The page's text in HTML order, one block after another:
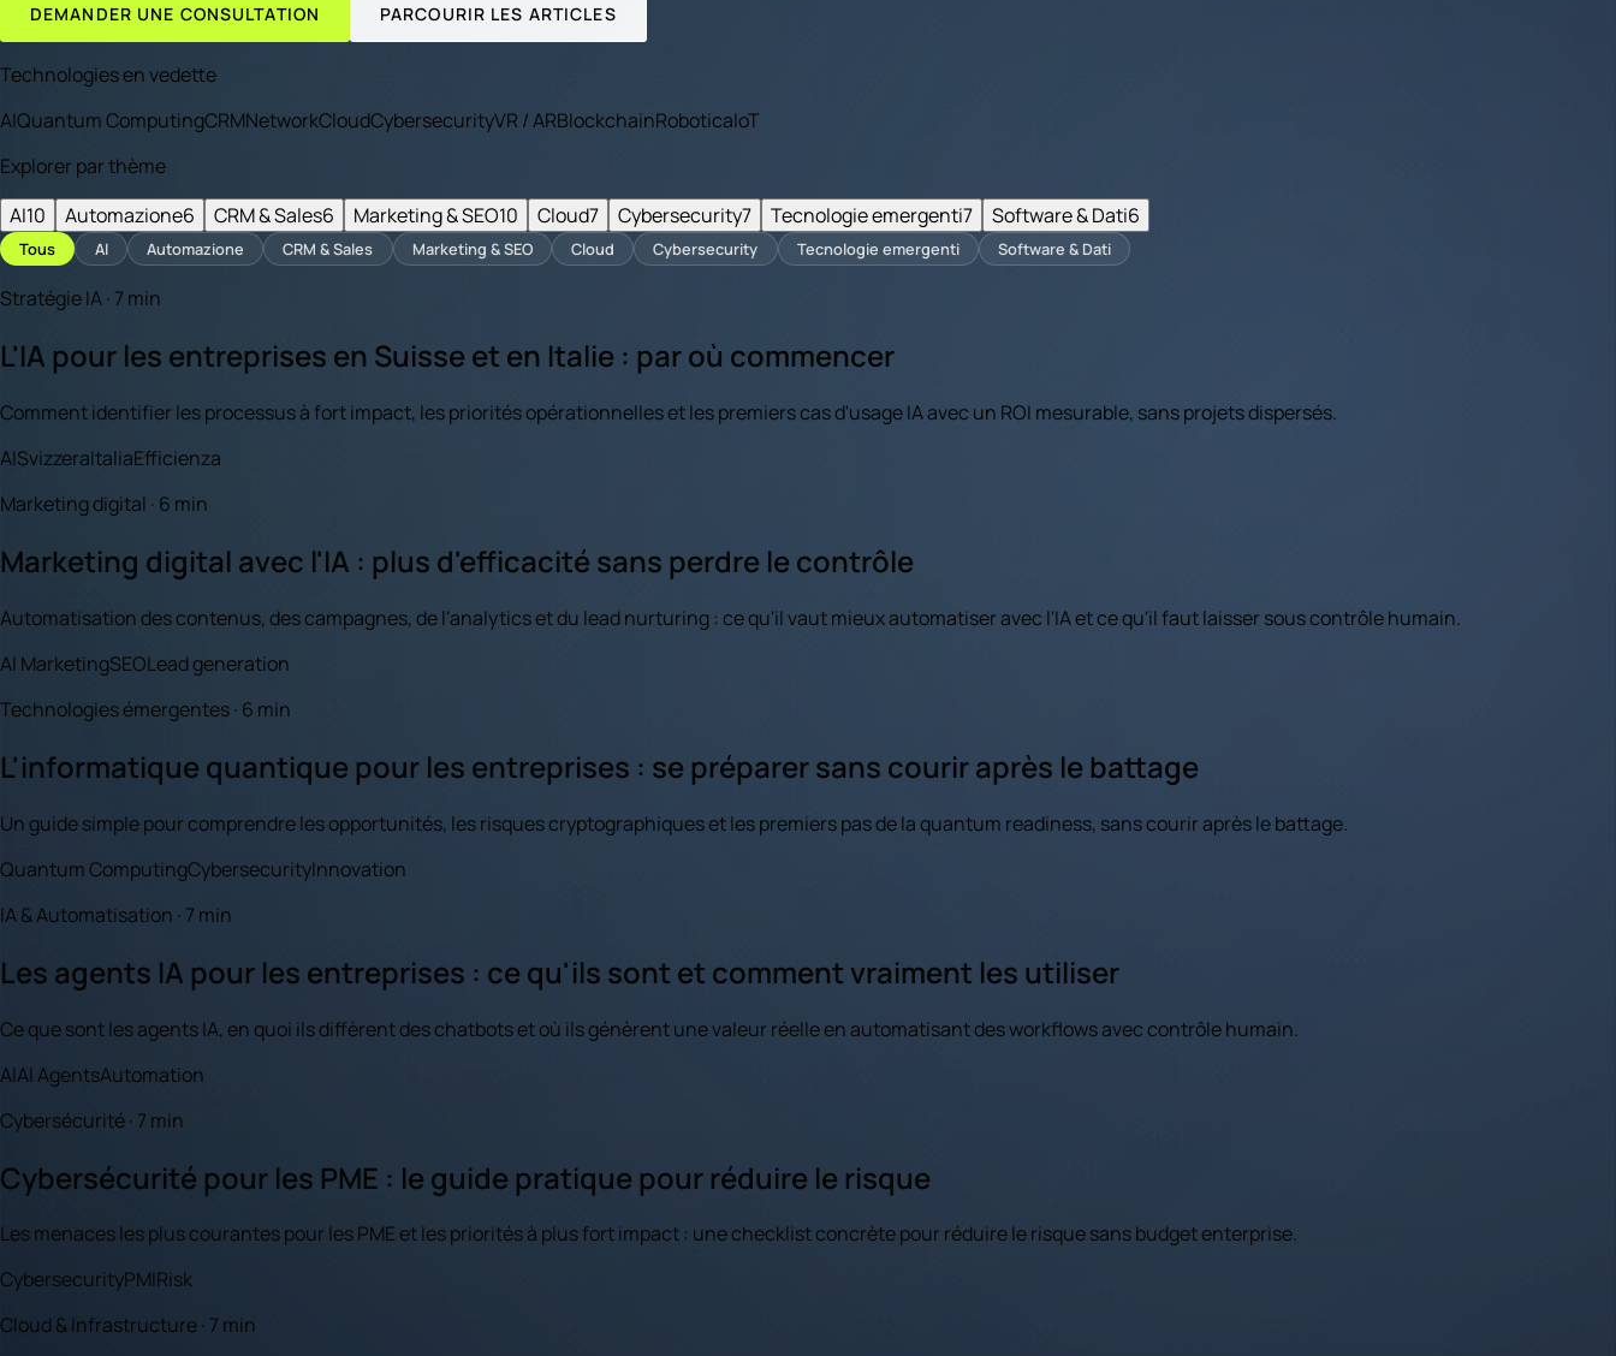
DEMANDER UNE CONSULTATION PARCOURIR LES ARTICLES
Technologies en vedette
AIQuantum ComputingCRMNetworkCloudCybersecurityVR / ARBlockchainRoboticaIoT
Explorer par thème
AI10 Automazione6 CRM & Sales6 Marketing & SEO10 Cloud7 Cybersecurity7 Tecnologie emergenti7 Software & Dati6
Tous AI Automazione CRM & Sales Marketing & SEO Cloud Cybersecurity Tecnologie emergenti Software & Dati
Stratégie IA · 7 min
L'IA pour les entreprises en Suisse et en Italie : par où commencer
Comment identifier les processus à fort impact, les priorités opérationnelles et les premiers cas d'usage IA avec un ROI mesurable, sans projets dispersés.
AISvizzeraItaliaEfficienza
Marketing digital · 6 min
Marketing digital avec l'IA : plus d'efficacité sans perdre le contrôle
Automatisation des contenus, des campagnes, de l'analytics et du lead nurturing : ce qu'il vaut mieux automatiser avec l'IA et ce qu'il faut laisser sous contrôle humain.
AI MarketingSEOLead generation
Technologies émergentes · 6 min
L'informatique quantique pour les entreprises : se préparer sans courir après le battage
Un guide simple pour comprendre les opportunités, les risques cryptographiques et les premiers pas de la quantum readiness, sans courir après le battage.
Quantum ComputingCybersecurityInnovation
IA & Automatisation · 7 min
Les agents IA pour les entreprises : ce qu'ils sont et comment vraiment les utiliser
Ce que sont les agents IA, en quoi ils diffèrent des chatbots et où ils génèrent une valeur réelle en automatisant des workflows avec contrôle humain.
AIAI AgentsAutomation
Cybersécurité · 7 min
Cybersécurité pour les PME : le guide pratique pour réduire le risque
Les menaces les plus courantes pour les PME et les priorités à plus fort impact : une checklist concrète pour réduire le risque sans budget enterprise.
CybersecurityPMIRisk
Cloud & Infrastructure · 7 min